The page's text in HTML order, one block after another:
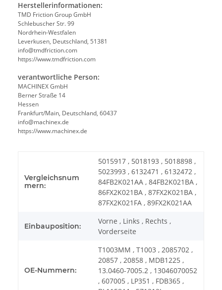
Herstellerinformationen:
TMD Friction Group GmbH
Schlebuscher Str. 99
Nordrhein-Westfalen
Leverkusen, Deutschland, 51381
info@tmdfriction.com
https://www.tmdfriction.com
verantwortliche Person:
MACHINEX GmbH
Berner Straße 14
Hessen
Frankfurt/Main, Deutschland, 60437
info@machinex.de
https://www.machinex.de
Vergleichsnum
mern:
5015917 , 5018193 , 5018898 ,
5023993 , 6132471 , 6132472 ,
84FB2K021AA , 84FB2K021BA ,
86FX2K021BA , 87FX2K021BA ,
87FX2K021FA , 89FX2K021AA
Einbauposition:
Vorne , Links , Rechts ,
Vorderseite
OE-Nummern:
T1003MM , T1003 , 2085702 ,
20857 , 20858 , MDB1225 ,
13.0460-7005.2 , 13046070052
, 607005 , LP351 , FDB365 ,